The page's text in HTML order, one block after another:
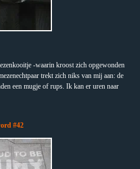
-waarin kroost zich opgewonden
trekt zich niks van mij aan: de
een mugje of rups. Ik kan er uren naar
#42